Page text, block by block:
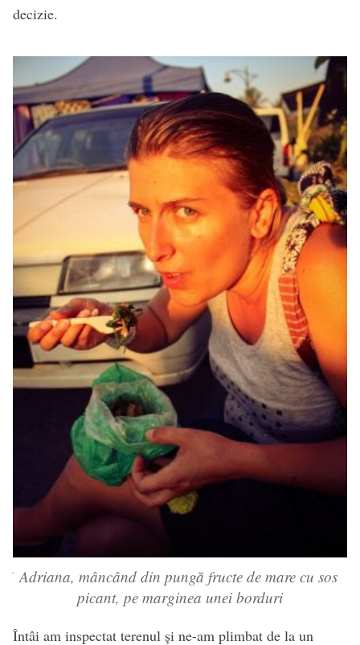
decizie.
Adriana, mâncând din pungă fructe de mare cu sos
picant, pe marginea unei borduri
Întâi am inspectat terenul și ne-am plimbat de la un